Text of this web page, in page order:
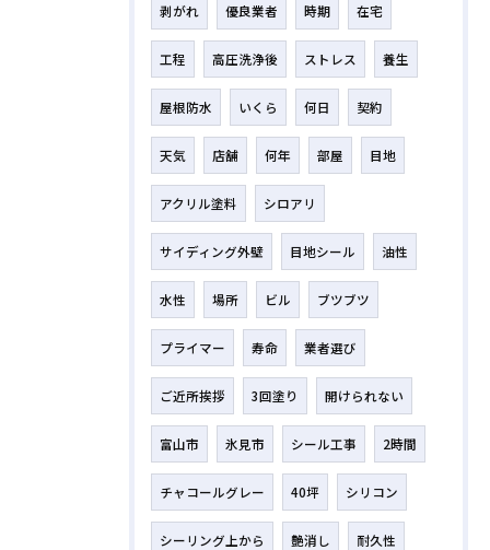
剥がれ 優良業者 時期 在宅
工程 高圧洗浄後 ストレス 養生
屋根防水 いくら 何日 契約
天気 店舗 何年 部屋 目地
アクリル塗料 シロアリ
サイディング外壁 目地シール 油性
水性 場所 ビル ブツブツ
プライマー 寿命 業者選び
ご近所挨拶 3回塗り 開けられない
富山市 氷見市 シール工事 2時間
チャコールグレー 40坪 シリコン
シーリング上から 艶消し 耐久性